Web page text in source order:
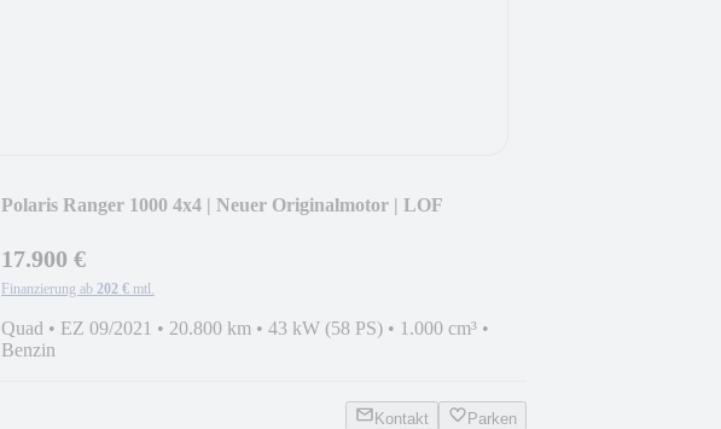
Polaris Ranger 1000 4x4 | Neuer Originalmotor | LOF
17.900 €
Finanzierung ab 202 € mtl.
Quad • EZ 09/2021 • 20.800 km • 43 kW (58 PS) • 1.000 cm³ •
Benzin
Kontakt Parken